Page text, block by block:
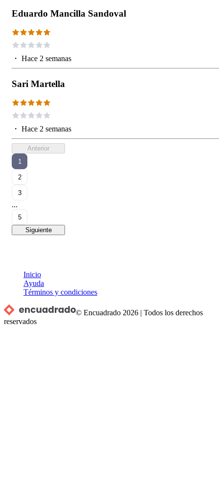
Eduardo Mancilla Sandoval
・ Hace 2 semanas
Sari Martella
・ Hace 2 semanas
Anterior
1
2
3
...
5
Siguiente
Inicio
Ayuda
Términos y condiciones
© Encuadrado 2026 |Todos los derechos
reservados